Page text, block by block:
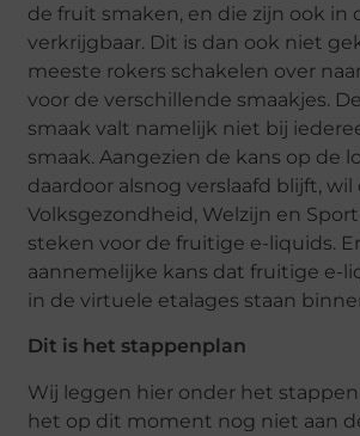
de fruit smaken, en die zijn ook in
verkrijgbaar. Dit is dan ook niet
meeste rokers schakelen over
voor de verschillende smaakjes.
smaak valt namelijk niet bij
smaak. Aangezien de kans op de
daardoor alsnog verslaafd blijft,
Volksgezondheid, Welzijn en
steken voor de fruitige e-liquids.
aannemelijke kans dat fruitige e-
in de virtuele etalages staan
Dit is het stappenplan
Wij leggen hier onder het
het op dit moment nog niet aan